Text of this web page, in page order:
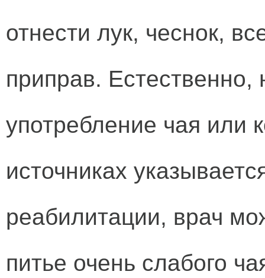
отнести лук, чеснок,
приправ. Естественно,
употребление чая или
источниках
реабилитации, врач
питье очень слабого